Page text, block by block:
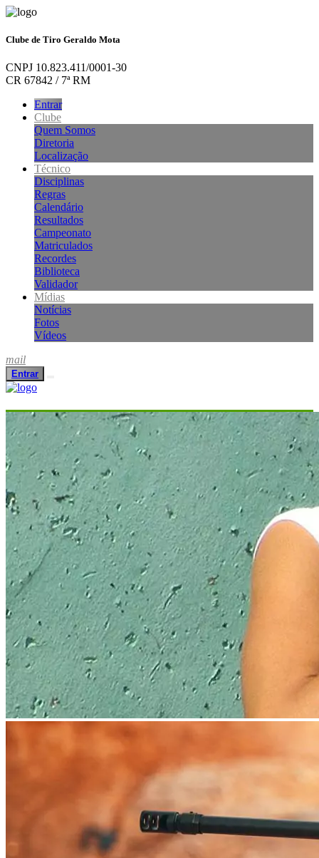
Clube de Tiro Geraldo Mota
CNPJ 10.823.411/0001-30
CR 67842 / 7ª RM
Entrar
Clube
Quem Somos
Diretoria
Localização
Técnico
Disciplinas
Regras
Calendário
Resultados
Campeonato
Matriculados
Recordes
Biblioteca
Validador
Mídias
Notícias
Fotos
Vídeos
mail
Entrar